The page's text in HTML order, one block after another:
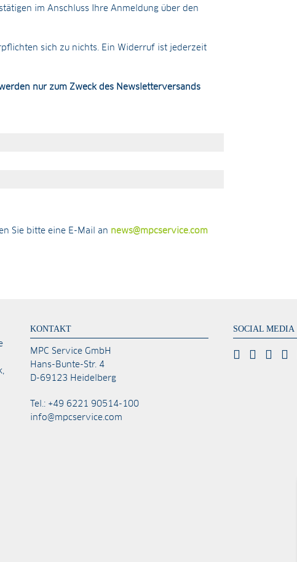
im Anschluss Ihre Anmeldung über den
sich zu nichts. Ein Widerruf ist jederzeit
nur zum Zweck des Newsletterversands
Sie bitte eine E-Mail an news@mpcservice.com
KONTAKT
MPC Service GmbH
Hans-Bunte-Str. 4
D-69123 Heidelberg
Tel.: +49 6221 90514-100
info@mpcservice.com
SOCIAL MEDIA